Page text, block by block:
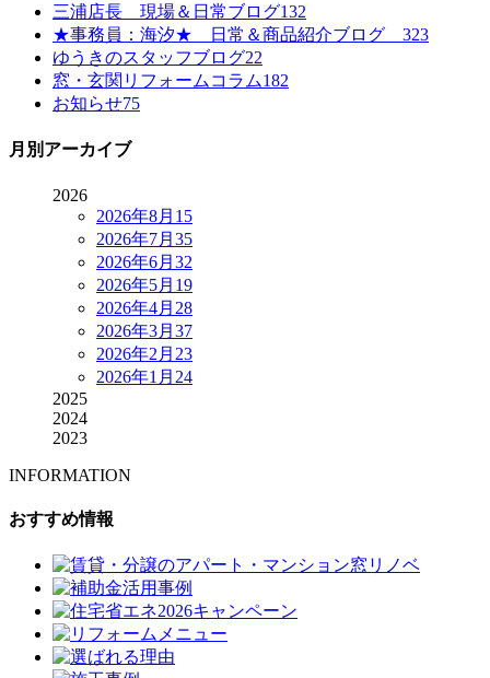
三浦店長 現場＆日常ブログ132
★事務員：海汐★ 日常＆商品紹介ブログ 323
ゆうきのスタッフブログ22
窓・玄関リフォームコラム182
お知らせ75
月別アーカイブ
2026
2026年8月 15
2026年7月 35
2026年6月 32
2026年5月 19
2026年4月 28
2026年3月 37
2026年2月 23
2026年1月 24
2025
2024
2023
INFORMATION
おすすめ情報